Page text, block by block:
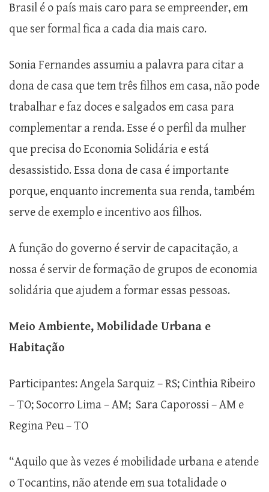
Brasil é o país mais caro para se empreender, em
que ser formal fica a cada dia mais caro.
Sonia Fernandes assumiu a palavra para citar a
dona de casa que tem três filhos em casa, não pode
trabalhar e faz doces e salgados em casa para
complementar a renda. Esse é o perfil da mulher
que precisa do Economia Solidária e está
desassistido. Essa dona de casa é importante
porque, enquanto incrementa sua renda, também
serve de exemplo e incentivo aos filhos.
A função do governo é servir de capacitação, a
nossa é servir de formação de grupos de economia
solidária que ajudem a formar essas pessoas.
Meio Ambiente, Mobilidade Urbana e
Habitação
Participantes: Angela Sarquiz – RS; Cinthia Ribeiro
– TO; Socorro Lima – AM; Sara Caporossi – AM e
Regina Peu – TO
“Aquilo que às vezes é mobilidade urbana e atende
o Tocantins, não atende em sua totalidade o